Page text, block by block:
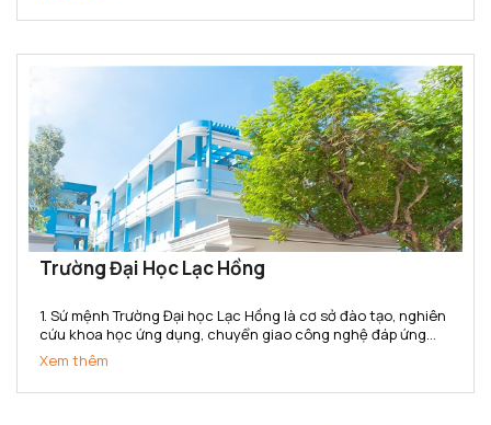
Trường Đại Học Lạc Hồng
1. Sứ mệnh Trường Đại học Lạc Hồng là cơ sở đào tạo, nghiên
cứu khoa học ứng dụng, chuyển giao công nghệ đáp ứng
nhu cầu xã hội. Trường cung cấp nguồn nhân lực, bồi dưỡng
nhân tài có năng lực và phẩm chất phục vụ sự nghiệp...
Xem thêm